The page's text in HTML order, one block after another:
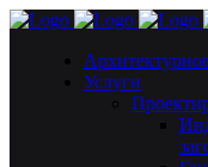
Услуги